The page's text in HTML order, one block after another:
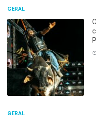
GERAL
GERAL